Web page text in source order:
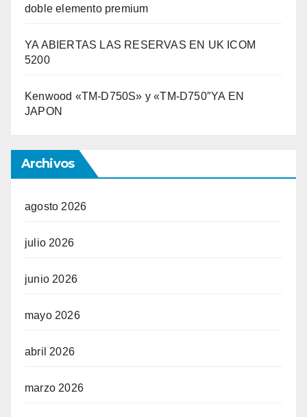
doble elemento premium
YA ABIERTAS LAS RESERVAS EN UK ICOM
5200
Kenwood «TM-D750S» y «TM-D750″YA EN
JAPON
Archivos
agosto 2026
julio 2026
junio 2026
mayo 2026
abril 2026
marzo 2026